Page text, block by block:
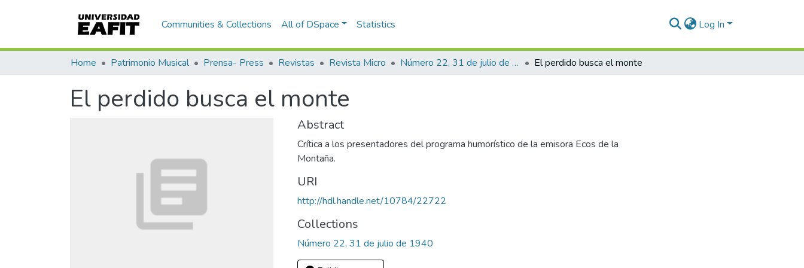
Communities & Collections All of DSpace Statistics Log In
Home Patrimonio Musical Prensa- Press Revistas Revista Micro Número 22, 31 de julio de 1940 El perdido busca el monte
El perdido busca el monte
Abstract
Crítica a los presentadores del programa humorístico de la emisora Ecos de la
Montaña.
URI
http://hdl.handle.net/10784/22722
Collections
Número 22, 31 de julio de 1940